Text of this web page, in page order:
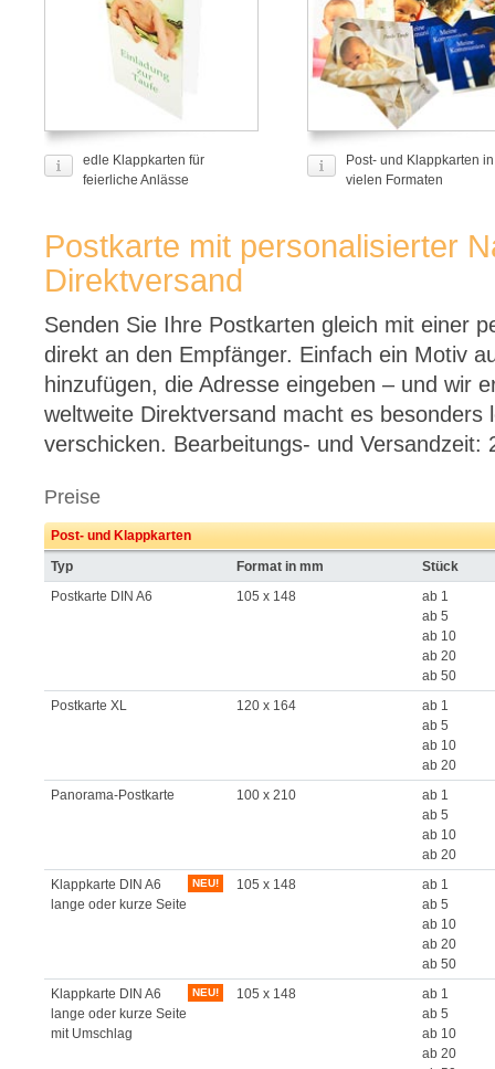
edle Klappkarten für
feierliche Anlässe
Post- und Klappkarten in
vielen Formaten
Postkarte mit personalisierter
Direktversand
Senden Sie Ihre Postkarten gleich mit einer
direkt an den Empfänger. Einfach ein Motiv
hinzufügen, die Adresse eingeben – und wir
weltweite Direktversand macht es
verschicken. Bearbeitungs- und Versandzeit:
Preise
Post- und Klappkarten
Typ
Format in mm
Stück
Postkarte DIN A6
105 x 148
ab 1
ab 5
ab 10
ab 20
ab 50
Postkarte XL
120 x 164
ab 1
ab 5
ab 10
ab 20
Panorama-Postkarte
100 x 210
ab 1
ab 5
ab 10
ab 20
Klappkarte DIN A6
NEU!
lange oder kurze Seite
105 x 148
ab 1
ab 5
ab 10
ab 20
ab 50
Klappkarte DIN A6
NEU!
lange oder kurze Seite
mit Umschlag
105 x 148
ab 1
ab 5
ab 10
ab 20